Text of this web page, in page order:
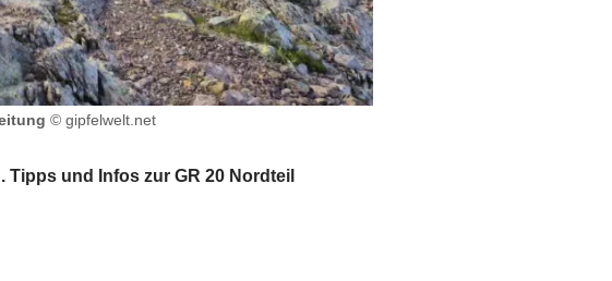
© gipfelwelt.net
und Infos zur GR 20 Nordteil